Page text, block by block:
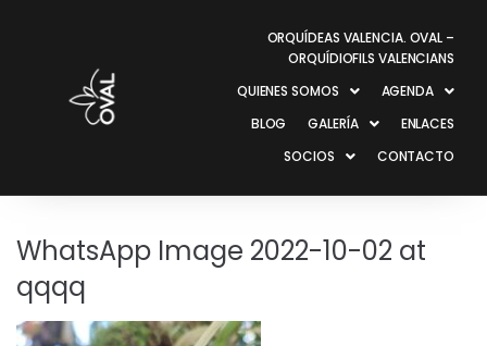
ORQUÍDEAS VALENCIA. OVAL –
ORQUÍDIOFILS VALENCIANS
QUIENES SOMOS
AGENDA
BLOG
GALERÍA
ENLACES
SOCIOS
CONTACTO
WhatsApp Image 2022-10-02 at
qqqq